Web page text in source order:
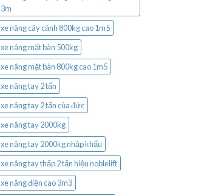
3m
xe nâng cây cảnh 800kg cao 1m5
xe nâng mặt bàn 500kg
xe nâng mặt bàn 800kg cao 1m5
xe nâng tay 2 tấn
xe nâng tay 2 tấn của đức
xe nâng tay 2000kg
xe nâng tay 2000kg nhập khẩu
xe nâng tay thấp 2 tấn hiệu noblelift
xe nâng điện cao 3m3